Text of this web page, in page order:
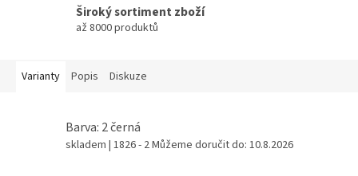
Široký sortiment zboží
až 8000 produktů
Varianty Popis Diskuze
Barva: 2 černá
skladem | 1826 - 2Můžeme doručit do: 10.8.2026